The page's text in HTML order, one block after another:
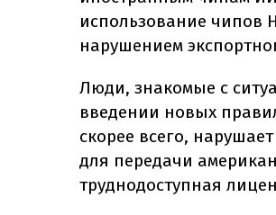
использование чипов
нарушением
Люди, знакомые с
введении новых
скорее всего,
для передачи
труднодоступная